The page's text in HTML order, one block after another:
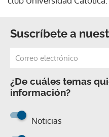
Suscríbete a
¿De cuáles temas
información?
Noticias